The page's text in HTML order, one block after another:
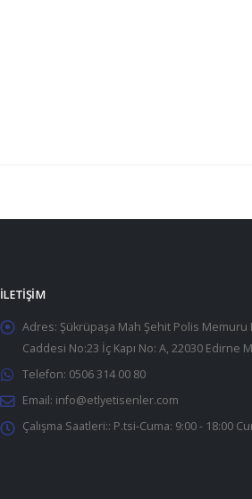
İLETIŞIM
Adres: Şükrüpaşa Mah Şehit Polis
Caddesi No:23 İç Kapı No: A, 22030 Edirne
Telefon: 0506 314 00 80
Email: info@etlyetisenler.com
Çalışma Saatleri:: P.tsi-Cuma: 9:00 - 18:00